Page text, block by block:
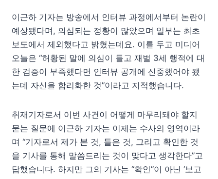
이근하 기자는 방송에서 인터뷰 과정에서부터 논란이
예상됐다며, 의심되는 정황이 많았으며 일부는 최초
보도에서 제외했다고 밝혔는데요. 이를 두고 미디어
오늘은 “허황된 말에 의심이 들고 재벌 3세 행적에 대
한 검증이 부족했다면 인터뷰 공개에 신중했어야 됐
는데 자신을 합리화한 것”이라고 지적했습니다.
취재기자로서 이번 사건이 어떻게 마무리돼야 할지
묻는 질문에 이근하 기자는 이제는 수사의 영역이라
며 “기자로서 제가 본 것, 들은 것, 그리고 확인한 것
을 기사를 통해 말씀드리는 것이 맞다고 생각한다”고
답했습니다. 하지만 그의 기사는 “확인”이 아닌 ‘보고